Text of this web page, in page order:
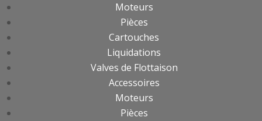
Moteurs
Pièces
Cartouches
Liquidations
Valves de Flottaison
Accessoires
Moteurs
Pièces